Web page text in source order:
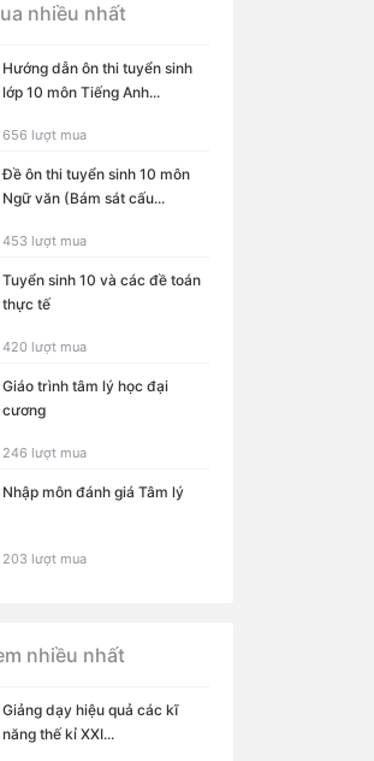
nhiều nhất
Hướng dẫn ôn thi tuyển sinh
lớp 10 môn Tiếng Anh...
656 lượt mua
Đề ôn thi tuyển sinh 10 môn
Ngữ văn (Bám sát cấu...
453 lượt mua
Tuyển sinh 10 và các đề toán
thực tế
420 lượt mua
Giáo trình tâm lý học đại
cương
246 lượt mua
Nhập môn đánh giá Tâm lý
203 lượt mua
nhiều nhất
Giảng dạy hiệu quả các kĩ
năng thế kỉ XXI...